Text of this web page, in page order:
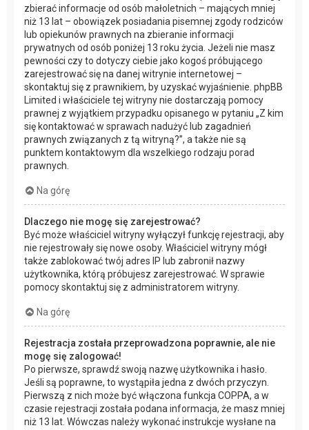
zbierać informacje od osób małoletnich – mających mniej
niż 13 lat – obowiązek posiadania pisemnej zgody rodziców
lub opiekunów prawnych na zbieranie informacji
prywatnych od osób poniżej 13 roku życia. Jeżeli nie masz
pewności czy to dotyczy ciebie jako kogoś próbującego
zarejestrować się na danej witrynie internetowej –
skontaktuj się z prawnikiem, by uzyskać wyjaśnienie. phpBB
Limited i właściciele tej witryny nie dostarczają pomocy
prawnej z wyjątkiem przypadku opisanego w pytaniu „Z kim
się kontaktować w sprawach nadużyć lub zagadnień
prawnych związanych z tą witryną?”, a także nie są
punktem kontaktowym dla wszelkiego rodzaju porad
prawnych.
Na górę
Dlaczego nie mogę się zarejestrować?
Być może właściciel witryny wyłączył funkcję rejestracji, aby
nie rejestrowały się nowe osoby. Właściciel witryny mógł
także zablokować twój adres IP lub zabronił nazwy
użytkownika, którą próbujesz zarejestrować. W sprawie
pomocy skontaktuj się z administratorem witryny.
Na górę
Rejestracja została przeprowadzona poprawnie, ale nie
mogę się zalogować!
Po pierwsze, sprawdź swoją nazwę użytkownika i hasło.
Jeśli są poprawne, to wystąpiła jedna z dwóch przyczyn.
Pierwszą z nich może być włączona funkcja COPPA, a w
czasie rejestracji została podana informacja, że masz mniej
niż 13 lat. Wówczas należy wykonać instrukcje wysłane na